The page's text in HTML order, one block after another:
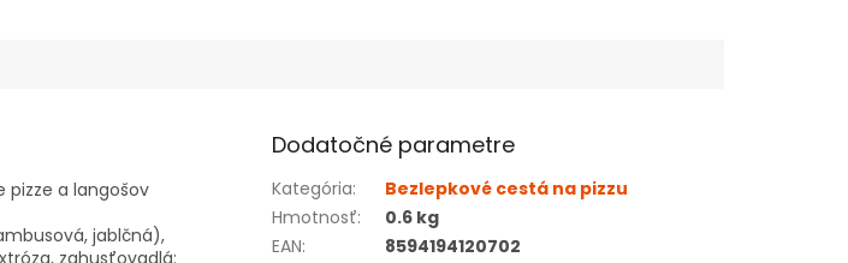
pizze a langošov
jablčná),
Dodatočné parametre
Kategória:
Bezlepkové cestá na pizzu
Hmotnosť:
0.6 kg
EAN:
8594194120702